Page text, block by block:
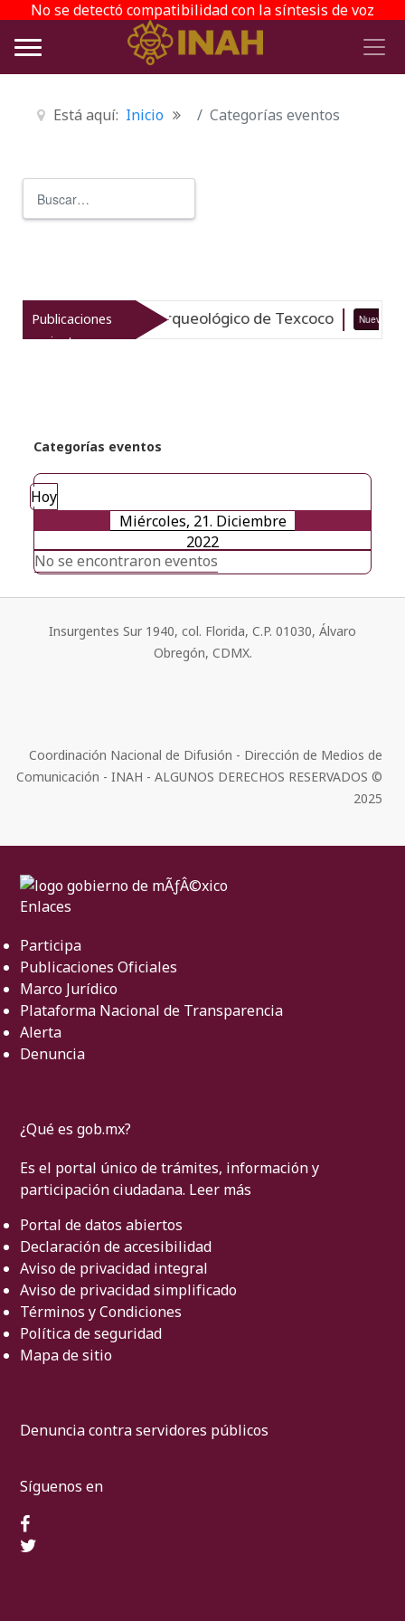
No se detectó compatibilidad con la síntesis de voz
Está aquí: Inicio Categorías eventos
Publicaciones
recientes
el patrimonio arqueológico de Texcoco Nuevo
Categorías eventos
Hoy
Miércoles, 21. Diciembre
2022
No se encontraron eventos
Insurgentes Sur 1940, col. Florida, C.P. 01030, Álvaro
Obregón, CDMX.
Coordinación Nacional de Difusión - Dirección de Medios de
Comunicación - INAH - ALGUNOS DERECHOS RESERVADOS ©
2025
Enlaces
Participa
Publicaciones Oficiales
Marco Jurídico
Plataforma Nacional de Transparencia
Alerta
Denuncia
¿Qué es gob.mx?
Es el portal único de trámites, información y
participación ciudadana. Leer más
Portal de datos abiertos
Declaración de accesibilidad
Aviso de privacidad integral
Aviso de privacidad simplificado
Términos y Condiciones
Política de seguridad
Mapa de sitio
Denuncia contra servidores públicos
Síguenos en